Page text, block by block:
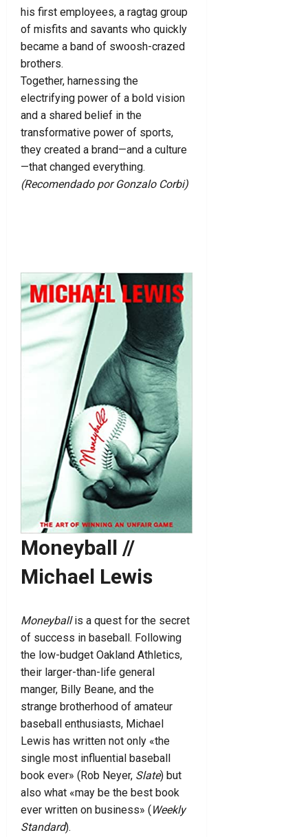
his first employees, a ragtag group
of misfits and savants who quickly
became a band of swoosh-crazed
brothers.
Together, harnessing the
electrifying power of a bold vision
and a shared belief in the
transformative power of sports,
they created a brand—and a culture
—that changed everything.
(Recomendado por Gonzalo Corbi)
Moneyball //
Michael Lewis
Moneyballis a quest for the secret
of success in baseball. Following
the low-budget Oakland Athletics,
their larger-than-life general
manger, Billy Beane, and the
strange brotherhood of amateur
baseball enthusiasts, Michael
Lewis has written not only «the
single most influential baseball
book ever» (Rob Neyer, Slate) but
also what «may be the best book
ever written on business» ( Weekly
Standard).